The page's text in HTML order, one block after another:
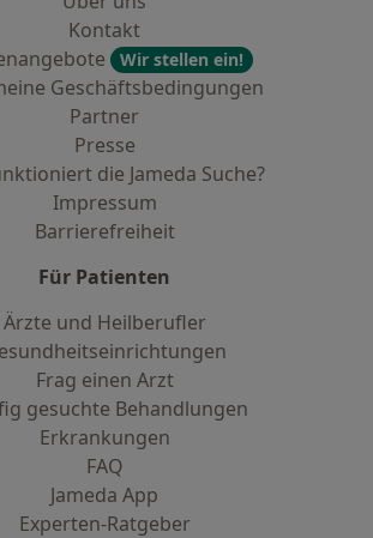
Kontakt
Wir stellen ein!
Geschäftsbedingungen
Partner
Presse
die Jameda Suche?
Impressum
Barrierefreiheit
Für Patienten
Ärzte und Heilberufler
Frag einen Arzt
gesuchte Behandlungen
Erkrankungen
FAQ
Jameda App
Experten-Ratgeber